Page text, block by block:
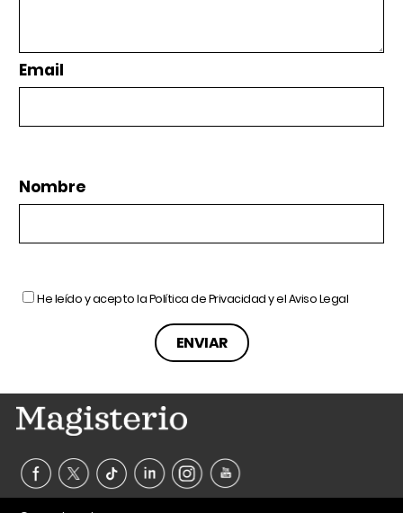
Email
Nombre
He leído y acepto laPolítica de Privacidady elAviso Legal